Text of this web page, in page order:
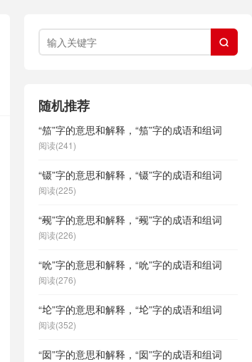

随机推荐
“笳”字的意思和解释，“笳”字的成语和组词
阅读(241)
“镊”字的意思和解释，“镊”字的成语和组词
阅读(225)
“觋”字的意思和解释，“觋”字的成语和组词
阅读(226)
“吮”字的意思和解释，“吮”字的成语和组词
阅读(276)
“𫭢”字的意思和解释，“𫭢”字的成语和组词
阅读(352)
“囡”字的意思和解释，“囡”字的成语和组词